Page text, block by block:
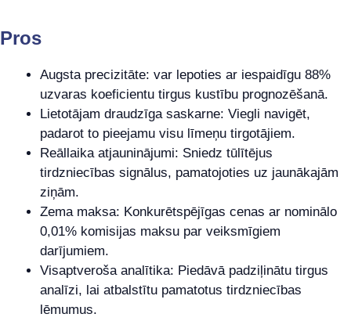
Pros
Augsta precizitāte: var lepoties ar iespaidīgu 88%
uzvaras koeficientu tirgus kustību prognozēšanā.
Lietotājam draudzīga saskarne: Viegli navigēt,
padarot to pieejamu visu līmeņu tirgotājiem.
Reāllaika atjauninājumi: Sniedz tūlītējus
tirdzniecības signālus, pamatojoties uz jaunākajām
ziņām.
Zema maksa: Konkurētspējīgas cenas ar nominālo
0,01% komisijas maksu par veiksmīgiem
darījumiem.
Visaptveroša analītika: Piedāvā padziļinātu tirgus
analīzi, lai atbalstītu pamatotus tirdzniecības
lēmumus.